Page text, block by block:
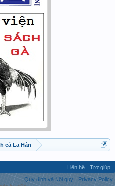
cá La Hán
Liên hệ
Trợ giúp
Quy định và Nội quy
Privacy Policy